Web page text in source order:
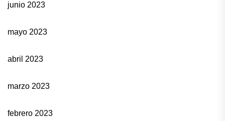
junio 2023
mayo 2023
abril 2023
marzo 2023
febrero 2023